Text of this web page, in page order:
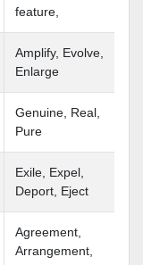
feature,
Amplify, Evolve,
Enlarge
Genuine, Real,
Pure
Exile, Expel,
Deport, Eject
Agreement,
Arrangement,